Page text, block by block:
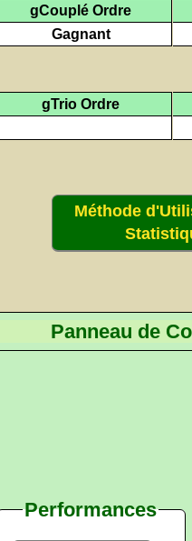
gCouplé Ordre
Gagnant
gTrio Ordre
Méthode
Panneau de
Performances